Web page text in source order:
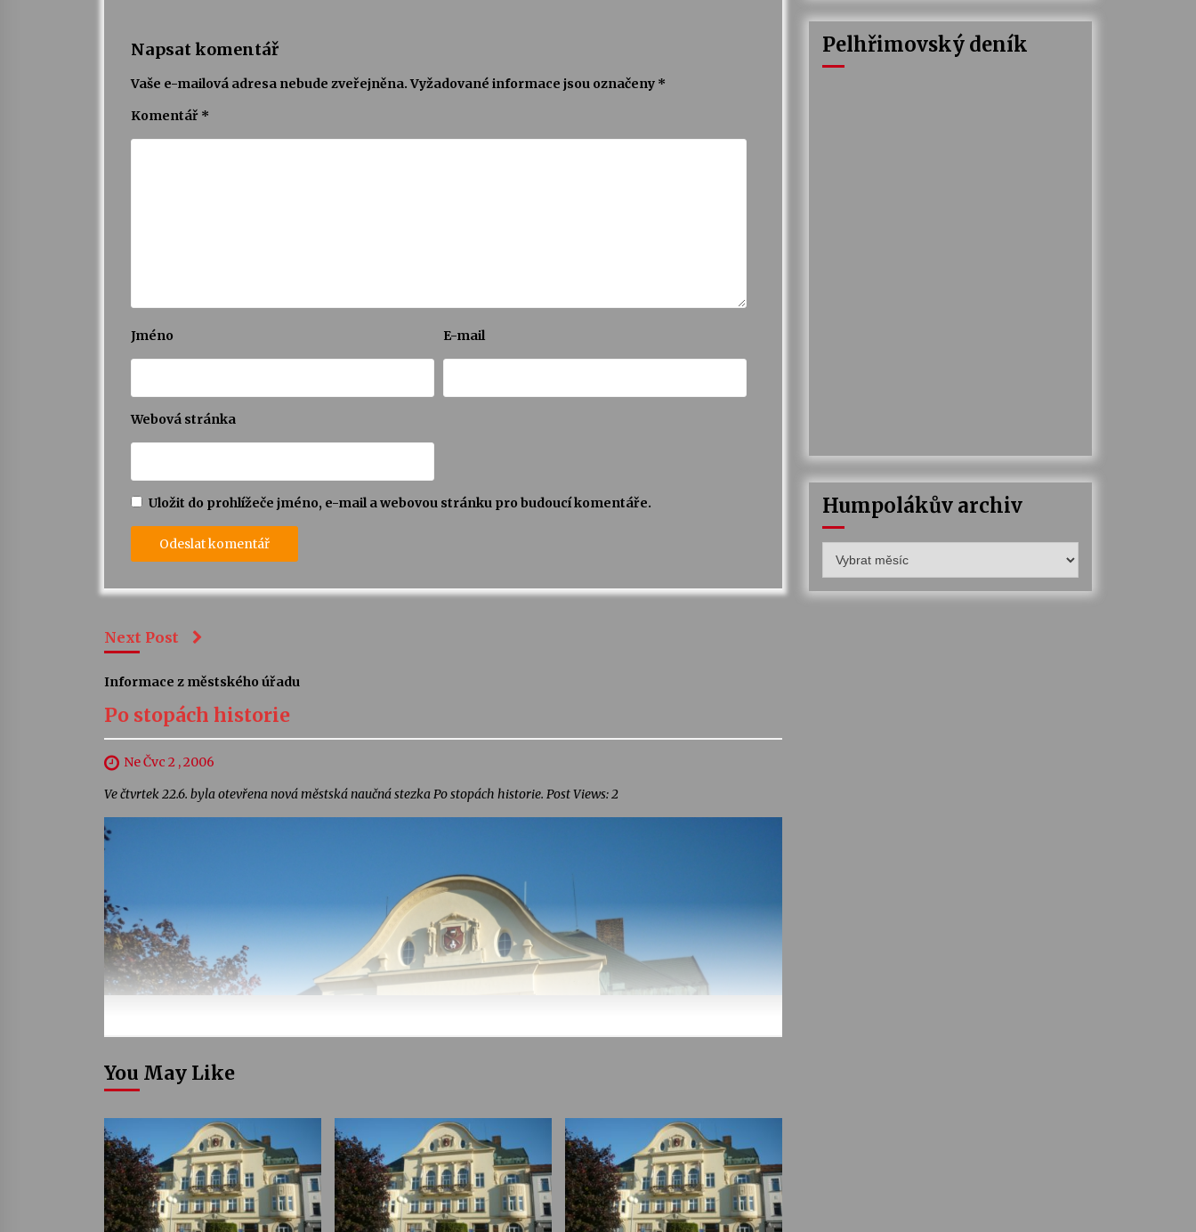
Napsat komentář
Vaše e-mailová adresa nebude zveřejněna. Vyžadované informace jsou označeny *
Komentář *
Jméno E-mail
Webová stránka
Uložit do prohlížeče jméno, e-mail a webovou stránku pro budoucí komentáře.
Next Post
Informace z městského úřadu
Po stopách historie
Ne Čvc 2 , 2006
Ve čtvrtek 22.6. byla otevřena nová městská naučná stezka Po stopách historie. Post Views: 2
You May Like
Pelhřimovský deník
Humpolákův archiv
archiv